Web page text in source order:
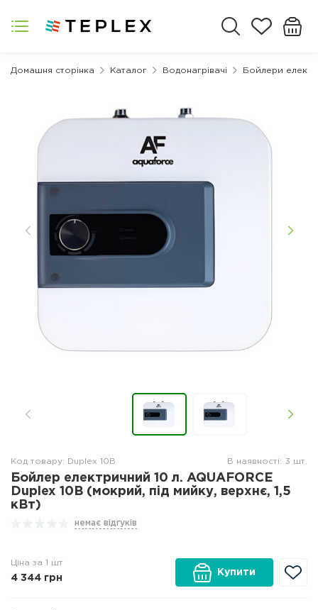
Домашня сторінка Каталог Водонагрівачі Бойлери
Код товару: Duplex 10B В наявності: 3 шт.
Бойлер електричний 10 л. AQUAFORCE
Duplex 10B (мокрий, під мийку, верхнє, 1,5
кВт)
немає відгуків
Ціна за 1 шт
4 344 грн
Купити